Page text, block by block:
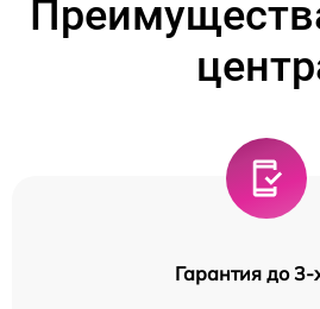
Гарантия до 3-